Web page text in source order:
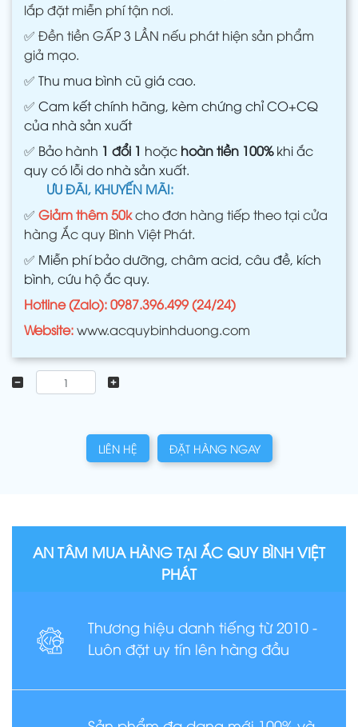
lắp đặt miễn phí tận nơi.
✅ Đền tiền GẤP 3 LẦN nếu phát hiện sản phẩm
giả mạo.
✅ Thu mua bình cũ giá cao.
✅ Cam kết chính hãng, kèm chứng chỉ CO+CQ
của nhà sản xuất
✅ Bảo hành 1 đổi 1 hoặc hoàn tiền 100%khi ắc
quy có lỗi do nhà sản xuất.
ƯU ĐÃI, KHUYẾN MÃI:
✅ Giảm thêm 50kcho đơn hàng tiếp theo tại cửa
hàng Ắc quy Bình Việt Phát.
✅ Miễn phí bảo dưỡng, châm acid, câu đề, kích
bình, cứu hộ ắc quy.
Hotline (Zalo): 0987.396.499 (24/24)
Website:www.acquybinhduong.com
LIÊN HỆ ĐẶT HÀNG NGAY
AN TÂM MUA HÀNG TẠI ẮC QUY BÌNH VIỆT
PHÁT
Thương hiệu danh tiếng từ 2010 -
Luôn đặt uy tín lên hàng đầu